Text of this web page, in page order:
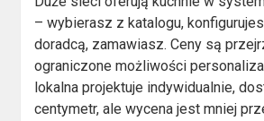
– wybierasz z katalogu,
doradcą, zamawiasz. Ceny są
ograniczone możliwości
lokalna projektuje indywidualnie,
centymetr, ale wycena jest mniej